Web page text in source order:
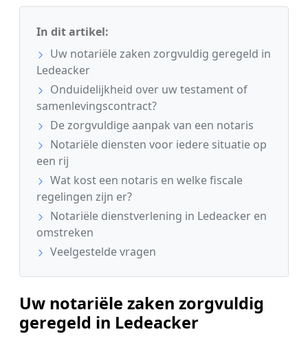
In dit artikel:
Uw notariële zaken zorgvuldig geregeld in
Ledeacker
Onduidelijkheid over uw testament of
samenlevingscontract?
De zorgvuldige aanpak van een notaris
Notariële diensten voor iedere situatie op
een rij
Wat kost een notaris en welke fiscale
regelingen zijn er?
Notariële dienstverlening in Ledeacker en
omstreken
Veelgestelde vragen
Uw notariële zaken zorgvuldig
geregeld in Ledeacker